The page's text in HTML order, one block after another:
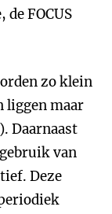
FOCUS
zo klein
liggen maar
Daarnaast
van
Deze